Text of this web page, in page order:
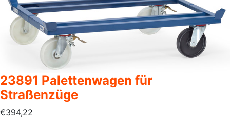
23891 Palettenwagen für
Straßenzüge
€394,22